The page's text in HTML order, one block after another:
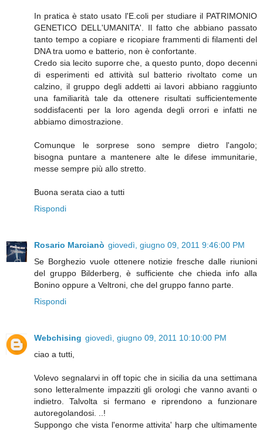
In pratica è stato usato l'E.coli per studiare il PATRIMONIO
GENETICO DELL'UMANITA'. Il fatto che abbiano passato
tanto tempo a copiare e ricopiare frammenti di filamenti del
DNA tra uomo e batterio, non è confortante.
Credo sia lecito suporre che, a questo punto, dopo decenni
di esperimenti ed attività sul batterio rivoltato come un
calzino, il gruppo degli addetti ai lavori abbiano raggiunto
una familiarità tale da ottenere risultati sufficientemente
soddisfacenti per la loro agenda degli orrori e infatti ne
abbiamo dimostrazione.
Comunque le sorprese sono sempre dietro l'angolo;
bisogna puntare a mantenere alte le difese immunitarie,
messe sempre più allo stretto.
Buona serata ciao a tutti
Rispondi
Rosario Marcianò giovedì, giugno 09, 2011 9:46:00 PM
Se Borghezio vuole ottenere notizie fresche dalle riunioni
del gruppo Bilderberg, è sufficiente che chieda info alla
Bonino oppure a Veltroni, che del gruppo fanno parte.
Rispondi
Webchising giovedì, giugno 09, 2011 10:10:00 PM
ciao a tutti,
Volevo segnalarvi in off topic che in sicilia da una settimana
sono letteralmente impazziti gli orologi che vanno avanti o
indietro. Talvolta si fermano e riprendono a funzionare
autoregolandosi. ..!
Suppongo che vista l'enorme attivita' harp che ultimamente